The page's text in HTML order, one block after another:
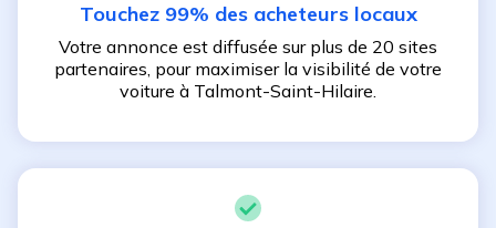
Touchez 99% des acheteurs locaux
Votre annonce est diffusée sur plus de 20 sites
partenaires, pour maximiser la visibilité de votre
voiture à Talmont-Saint-Hilaire.